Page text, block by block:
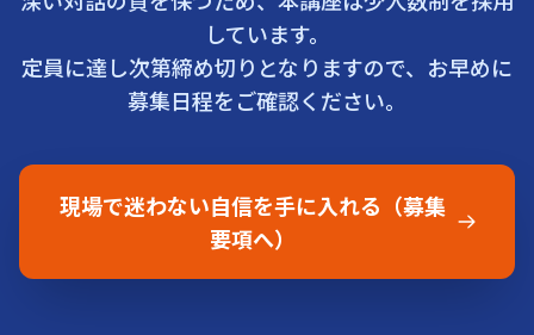
しています。
定員に達し次第締め切りとなりますので、お早めに
募集日程をご確認ください。
現場で迷わない自信を手に入れる（募集
要項へ）